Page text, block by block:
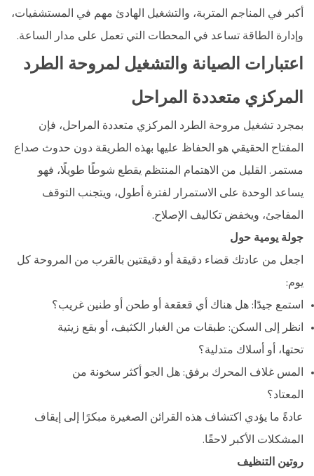
أكبر في المناجم المتربة، والتشغيل الهادئ مهم في المستشفيات،
وإدارة الطاقة تساعد في المحطات التي تعمل على مدار الساعة.
اعتبارات الصيانة والتشغيل لمروحة الطرد
المركزي متعددة المراحل
بمجرد تشغيل مروحة الطرد المركزي متعددة المراحل، فإن
المفتاح الحقيقي هو الحفاظ عليها بهذه الطريقة دون حدوث صداع
مستمر. القليل من الاهتمام المنتظم يقطع شوطًا طويلًا، فهو
يساعد الوحدة على الاستمرار لفترة أطول، ويتجنب التوقف
المفاجئ، ويخفض تكاليف الإصلاح.
جولة يومية حول
اجعل من عادتك قضاء دقيقة أو دقيقتين بالقرب من المروحة كل
يوم:
استمع جيدًا: هل هناك أي قعقعة أو طحن أو طنين غريب؟
انظر إلى السكن: طبقات من الغبار الكثيف، أو بقع زيتية
تحتها، أو أسلاك متدلية؟
المس غلاف المحرك برفق: هل الجو أكثر سخونة من
المعتاد؟
عادةً ما يؤدي اكتشاف هذه القرائن الصغيرة مبكرًا إلى إيقاف
المشكلات الأكبر لاحقًا.
روتين التنظيف